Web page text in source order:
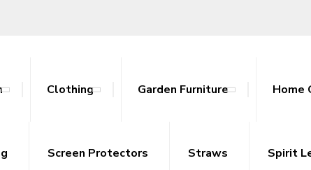
Tables Side Tables Sideboards
Clothing
Tracksuits
Garden Furniture
Rattan Outdoor Sets
Home
Bands Yoga Mats
Screen Protectors Straws Spirit
EPUB